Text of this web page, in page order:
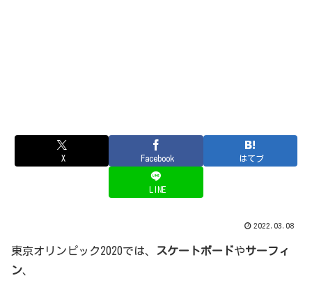
X Facebook はてブ
LINE
2022.03.08
東京オリンピック2020では、 スケートボードやサーフィ
ン、